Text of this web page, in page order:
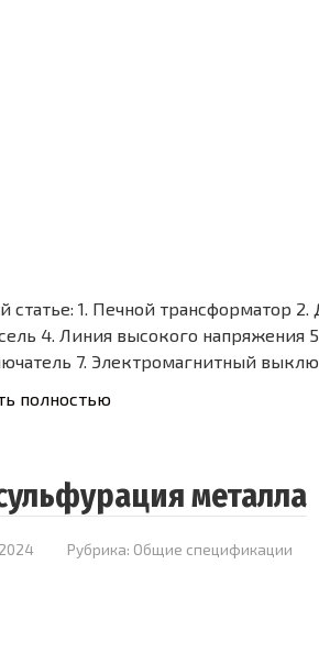
статье: 1. Печной трансформатор
4. Линия высокого
7. Электромагнитный
полностью
металла
Рубрика: Общие спецификации